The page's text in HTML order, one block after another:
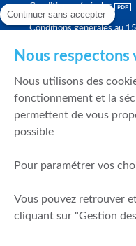
Conditions générales
Conditions générales au
Politique de meilleure
Politique de durabilité
Fonds de garantie des
Mentions légales
Prévention de la fraude
Continuer sans accepter
Nous
Nous utilisons des
fonctionnement et la
permettent de vous
possible
Pour paramétrer vos
Vous pouvez retrouver
cliquant sur "Gestion